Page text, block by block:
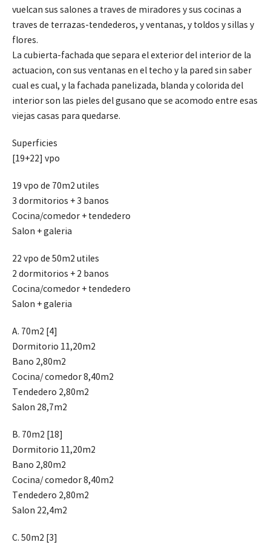
vuelcan sus salones a traves de miradores y sus cocinas a
traves de terrazas-tendederos, y ventanas, y toldos y sillas y
flores.
La cubierta-fachada que separa el exterior del interior de la
actuacion, con sus ventanas en el techo y la pared sin saber
cual es cual, y la fachada panelizada, blanda y colorida del
interior son las pieles del gusano que se acomodo entre esas
viejas casas para quedarse.
Superficies
[19+22] vpo
19 vpo de 70m2 utiles
3 dormitorios + 3 banos
Cocina/comedor + tendedero
Salon + galeria
22 vpo de 50m2 utiles
2 dormitorios + 2 banos
Cocina/comedor + tendedero
Salon + galeria
A. 70m2 [4]
Dormitorio 11,20m2
Bano 2,80m2
Cocina/ comedor 8,40m2
Tendedero 2,80m2
Salon 28,7m2
B. 70m2 [18]
Dormitorio 11,20m2
Bano 2,80m2
Cocina/ comedor 8,40m2
Tendedero 2,80m2
Salon 22,4m2
C. 50m2 [3]